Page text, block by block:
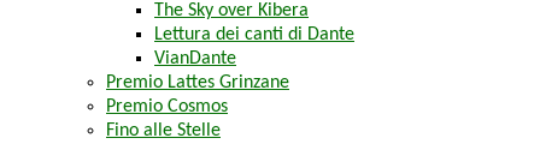
The Sky over Kibera
Lettura dei canti di Dante
VianDante
Premio Lattes Grinzane
Premio Cosmos
Fino alle Stelle